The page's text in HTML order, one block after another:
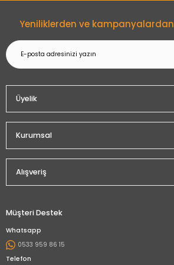
Yeniliklerden ve
Üyelik
Kurumsal
Alışveriş
Müşteri Destek
Whatsapp
0533 959 86 15
Telefon